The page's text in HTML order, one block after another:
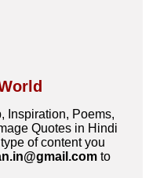
Inspiration, Poems,
Quotes in Hindi
of content you
to